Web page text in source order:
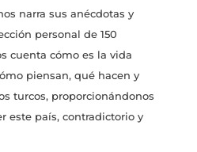
narra sus anécdotas y
personal de 150
cuenta cómo es la vida
piensan, qué hacen y
turcos, proporcionándonos
este país, contradictorio y